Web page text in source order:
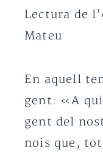
Lectura de
Mateu
En aquell
gent: «A
gent del
nois que,